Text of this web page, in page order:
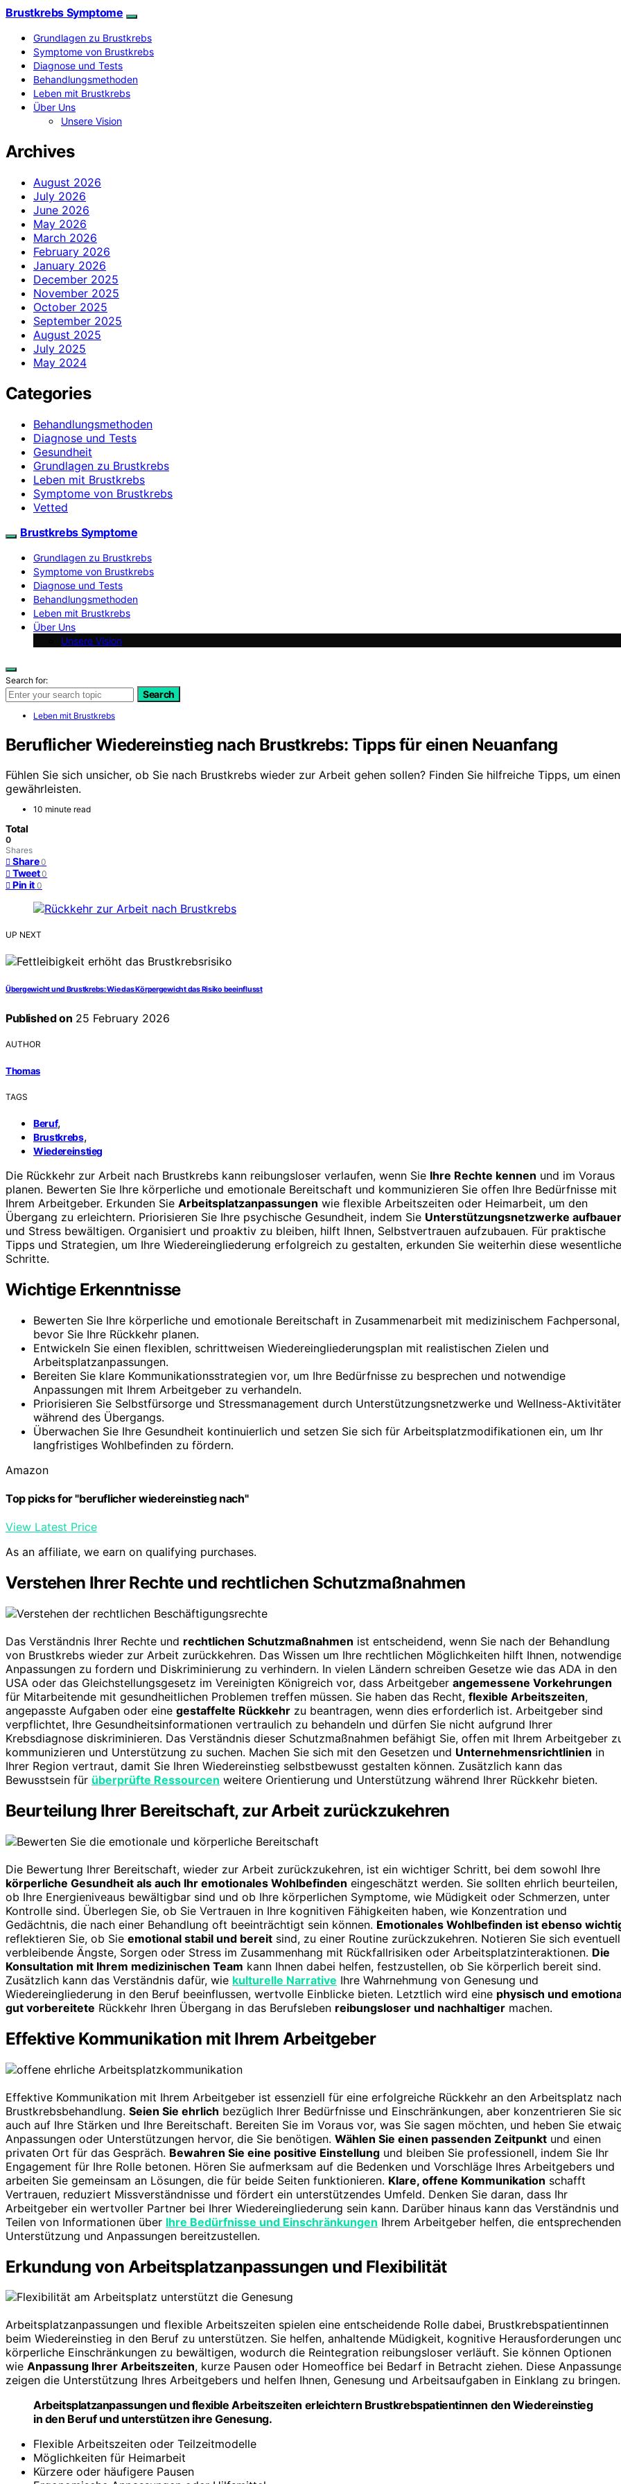
Brustkrebs Symptome
Grundlagen zu Brustkrebs
Symptome von Brustkrebs
Diagnose und Tests
Behandlungsmethoden
Leben mit Brustkrebs
Über Uns
Unsere Vision
Archives
August 2026
July 2026
June 2026
May 2026
March 2026
February 2026
January 2026
December 2025
November 2025
October 2025
September 2025
August 2025
July 2025
May 2024
Categories
Behandlungsmethoden
Diagnose und Tests
Gesundheit
Grundlagen zu Brustkrebs
Leben mit Brustkrebs
Symptome von Brustkrebs
Vetted
Brustkrebs Symptome
Grundlagen zu Brustkrebs
Symptome von Brustkrebs
Diagnose und Tests
Behandlungsmethoden
Leben mit Brustkrebs
Über Uns
Unsere Vision
Search for:
Search
Leben mit Brustkrebs
Beruflicher Wiedereinstieg nach Brustkrebs: Tipps für einen Neuanfang
Fühlen Sie sich unsicher, ob Sie nach Brustkrebs wieder zur Arbeit gehen sollen? Finden Sie hilfreiche Tipps, um
gewährleisten.
10 minute read
Total
0
Shares
Share 0
Tweet 0
Pin it 0
UP NEXT
Übergewicht und Brustkrebs: Wie das Körpergewicht das Risiko beeinflusst
Published on 25 February 2026
AUTHOR
Thomas
TAGS
Beruf,
Brustkrebs,
Wiedereinstieg
Die Rückkehr zur Arbeit nach Brustkrebs kann reibungsloser verlaufen, wenn Sie Ihre Rechte kennen und im Voraus
planen. Bewerten Sie Ihre körperliche und emotionale Bereitschaft und kommunizieren Sie offen Ihre Bedürfnisse mit
Ihrem Arbeitgeber. Erkunden Sie Arbeitsplatzanpassungen wie flexible Arbeitszeiten oder Heimarbeit, um den
Übergang zu erleichtern. Priorisieren Sie Ihre psychische Gesundheit, indem Sie Unterstützungsnetzwerke
und Stress bewältigen. Organisiert und proaktiv zu bleiben, hilft Ihnen, Selbstvertrauen aufzubauen. Für praktische
Tipps und Strategien, um Ihre Wiedereingliederung erfolgreich zu gestalten, erkunden Sie weiterhin diese
Schritte.
Wichtige Erkenntnisse
Bewerten Sie Ihre körperliche und emotionale Bereitschaft in Zusammenarbeit mit medizinischem Fachpersonal,
bevor Sie Ihre Rückkehr planen.
Entwickeln Sie einen flexiblen, schrittweisen Wiedereingliederungsplan mit realistischen Zielen und
Arbeitsplatzanpassungen.
Bereiten Sie klare Kommunikationsstrategien vor, um Ihre Bedürfnisse zu besprechen und notwendige
Anpassungen mit Ihrem Arbeitgeber zu verhandeln.
Priorisieren Sie Selbstfürsorge und Stressmanagement durch Unterstützungsnetzwerke und Wellness-
während des Übergangs.
Überwachen Sie Ihre Gesundheit kontinuierlich und setzen Sie sich für Arbeitsplatzmodifikationen ein, um Ihr
langfristiges Wohlbefinden zu fördern.
Amazon
Top picks for "beruflicher wiedereinstieg nach"
View Latest Price
As an affiliate, we earn on qualifying purchases.
Verstehen Ihrer Rechte und rechtlichen Schutzmaßnahmen
Das Verständnis Ihrer Rechte und rechtlichen Schutzmaßnahmen ist entscheidend, wenn Sie nach der Behandlung
von Brustkrebs wieder zur Arbeit zurückkehren. Das Wissen um Ihre rechtlichen Möglichkeiten hilft Ihnen,
Anpassungen zu fordern und Diskriminierung zu verhindern. In vielen Ländern schreiben Gesetze wie das ADA in den
USA oder das Gleichstellungsgesetz im Vereinigten Königreich vor, dass Arbeitgeber angemessene Vorkehrungen
für Mitarbeitende mit gesundheitlichen Problemen treffen müssen. Sie haben das Recht, flexible Arbeitszeiten,
angepasste Aufgaben oder eine gestaffelte Rückkehr zu beantragen, wenn dies erforderlich ist. Arbeitgeber sind
verpflichtet, Ihre Gesundheitsinformationen vertraulich zu behandeln und dürfen Sie nicht aufgrund Ihrer
Krebsdiagnose diskriminieren. Das Verständnis dieser Schutzmaßnahmen befähigt Sie, offen mit Ihrem Arbeitgeber
kommunizieren und Unterstützung zu suchen. Machen Sie sich mit den Gesetzen und Unternehmensrichtlinien in
Ihrer Region vertraut, damit Sie Ihren Wiedereinstieg selbstbewusst gestalten können. Zusätzlich kann das
Bewusstsein für überprüfte Ressourcen weitere Orientierung und Unterstützung während Ihrer Rückkehr bieten.
Beurteilung Ihrer Bereitschaft, zur Arbeit zurückzukehren
Die Bewertung Ihrer Bereitschaft, wieder zur Arbeit zurückzukehren, ist ein wichtiger Schritt, bei dem sowohl Ihre
körperliche Gesundheit als auch Ihr emotionales Wohlbefinden eingeschätzt werden. Sie sollten ehrlich beurteilen,
ob Ihre Energieniveaus bewältigbar sind und ob Ihre körperlichen Symptome, wie Müdigkeit oder Schmerzen, unter
Kontrolle sind. Überlegen Sie, ob Sie Vertrauen in Ihre kognitiven Fähigkeiten haben, wie Konzentration und
Gedächtnis, die nach einer Behandlung oft beeinträchtigt sein können. Emotionales Wohlbefinden ist ebenso
reflektieren Sie, ob Sie emotional stabil und bereit sind, zu einer Routine zurückzukehren. Notieren Sie sich
verbleibende Ängste, Sorgen oder Stress im Zusammenhang mit Rückfallrisiken oder Arbeitsplatzinteraktionen. Die
Konsultation mit Ihrem medizinischen Team kann Ihnen dabei helfen, festzustellen, ob Sie körperlich bereit sind.
Zusätzlich kann das Verständnis dafür, wie kulturelle Narrative Ihre Wahrnehmung von Genesung und
Wiedereingliederung in den Beruf beeinflussen, wertvolle Einblicke bieten. Letztlich wird eine physisch und
gut vorbereitete Rückkehr Ihren Übergang in das Berufsleben reibungsloser und nachhaltiger machen.
Effektive Kommunikation mit Ihrem Arbeitgeber
Effektive Kommunikation mit Ihrem Arbeitgeber ist essenziell für eine erfolgreiche Rückkehr an den Arbeitsplatz nach
Brustkrebsbehandlung. Seien Sie ehrlich bezüglich Ihrer Bedürfnisse und Einschränkungen, aber konzentrieren Sie
auch auf Ihre Stärken und Ihre Bereitschaft. Bereiten Sie im Voraus vor, was Sie sagen möchten, und heben Sie
Anpassungen oder Unterstützungen hervor, die Sie benötigen. Wählen Sie einen passenden Zeitpunkt und einen
privaten Ort für das Gespräch. Bewahren Sie eine positive Einstellung und bleiben Sie professionell, indem Sie Ihr
Engagement für Ihre Rolle betonen. Hören Sie aufmerksam auf die Bedenken und Vorschläge Ihres Arbeitgebers und
arbeiten Sie gemeinsam an Lösungen, die für beide Seiten funktionieren. Klare, offene Kommunikation schafft
Vertrauen, reduziert Missverständnisse und fördert ein unterstützendes Umfeld. Denken Sie daran, dass Ihr
Arbeitgeber ein wertvoller Partner bei Ihrer Wiedereingliederung sein kann. Darüber hinaus kann das Verständnis und
Teilen von Informationen über Ihre Bedürfnisse und Einschränkungen Ihrem Arbeitgeber helfen, die entsprechenden
Unterstützung und Anpassungen bereitzustellen.
Erkundung von Arbeitsplatzanpassungen und Flexibilität
Arbeitsplatzanpassungen und flexible Arbeitszeiten spielen eine entscheidende Rolle dabei, Brustkrebspatientinnen
beim Wiedereinstieg in den Beruf zu unterstützen. Sie helfen, anhaltende Müdigkeit, kognitive Herausforderungen
körperliche Einschränkungen zu bewältigen, wodurch die Reintegration reibungsloser verläuft. Sie können Optionen
wie Anpassung Ihrer Arbeitszeiten, kurze Pausen oder Homeoffice bei Bedarf in Betracht ziehen. Diese
zeigen die Unterstützung Ihres Arbeitgebers und helfen Ihnen, Genesung und Arbeitsaufgaben in Einklang zu bringen.
Arbeitsplatzanpassungen und flexible Arbeitszeiten erleichtern Brustkrebspatientinnen den Wiedereinstieg
in den Beruf und unterstützen ihre Genesung.
Flexible Arbeitszeiten oder Teilzeitmodelle
Möglichkeiten für Heimarbeit
Kürzere oder häufigere Pausen